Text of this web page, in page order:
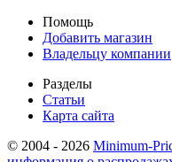
Помощь
Добавить магазин
Владельцу компании
Разделы
Статьи
Карта сайта
© 2004 - 2026 Minimum-